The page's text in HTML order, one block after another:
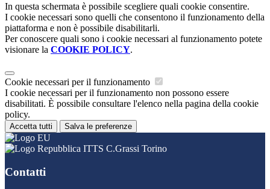
In questa schermata è possibile scegliere quali cookie consentire.
I cookie necessari sono quelli che consentono il funzionamento della
piattaforma e non è possibile disabilitarli.
Per conoscere quali sono i cookie necessari al funzionamento potete
visionare la COOKIE POLICY.
Cookie necessari per il funzionamento
I cookie necessari per il funzionamento non possono essere
disabilitati. È possibile consultare l'elenco nella pagina della cookie
policy.
Accetta tutti Salva le preferenze
ITTS C.Grassi Torino
Contatti